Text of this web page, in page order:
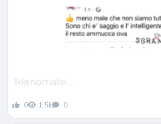
Menomale…
0 1.5k 0